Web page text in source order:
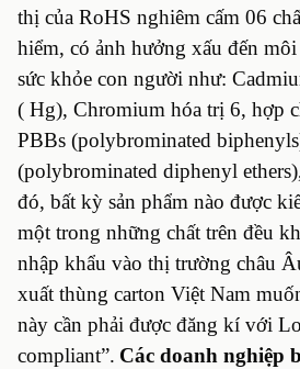
thị của RoHS nghiêm cấm 06
hiểm, có ảnh hưởng xấu đến
sức khỏe con người như:
( Hg), Chromium hóa trị 6, hợp
PBBs (polybrominated
(polybrominated diphenyl
đó, bất kỳ sản phẩm nào được
một trong những chất trên đều
nhập khẩu vào thị trường châu
xuất thùng carton Việt Nam
này cần phải được đăng kí với
compliant”. Các doanh nghiệp